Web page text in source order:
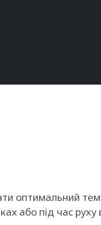
оптимальний
або під час руху